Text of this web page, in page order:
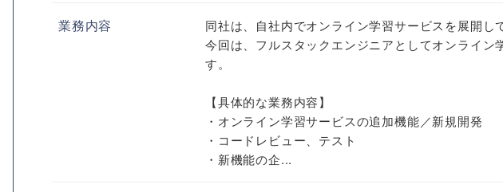
業務内容
同社は、自社内でオンライン学習サービスを展開し
今回は、フルスタックエンジニアとしてオンライン
す。
【具体的な業務内容】
・オンライン学習サービスの追加機能／新規開発
・コードレビュー、テスト
・新機能の企...